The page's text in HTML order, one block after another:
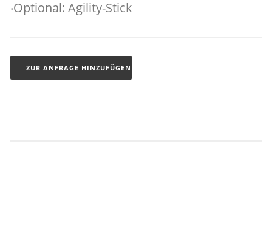
‧Optional: Agility-Stick
ZUR ANFRAGE HINZUFÜGEN